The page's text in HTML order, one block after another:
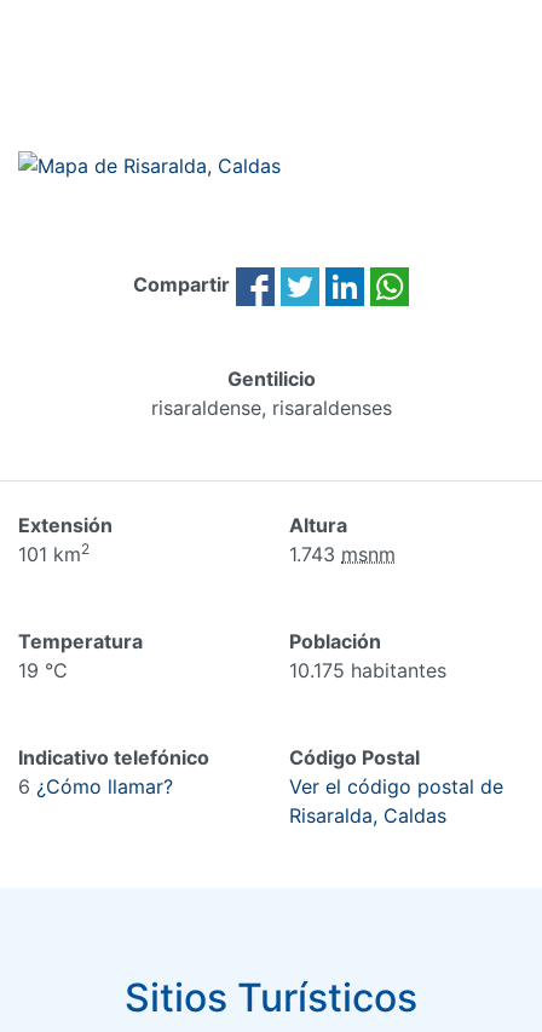
Compartir
Gentilicio
risaraldense, risaraldenses
Extensión
101 km2
Altura
1.743 msnm
Temperatura
19 °C
Población
10.175 habitantes
Indicativo telefónico
6 ¿Cómo llamar?
Código Postal
Ver el código postal de
Risaralda, Caldas
Sitios Turísticos